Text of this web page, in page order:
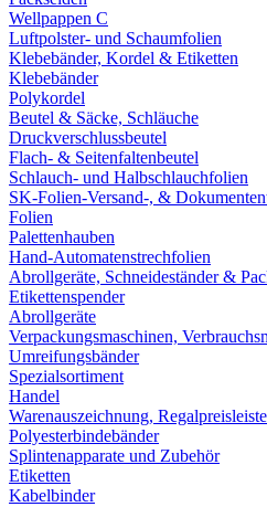
Wellpappen C
Luftpolster- und Schaumfolien
Klebebänder, Kordel & Etiketten
Klebebänder
Polykordel
Beutel & Säcke, Schläuche
Druckverschlussbeutel
Flach- & Seitenfaltenbeutel
Schlauch- und Halbschlauchfolien
SK-Folien-Versand-, &
Folien
Palettenhauben
Hand-Automatenstrechfolien
Abrollgeräte, Schneideständer &
Etikettenspender
Abrollgeräte
Verpackungsmaschinen,
Umreifungsbänder
Spezialsortiment
Handel
Warenauszeichnung,
Polyesterbindebänder
Splintenapparate und Zubehör
Etiketten
Kabelbinder